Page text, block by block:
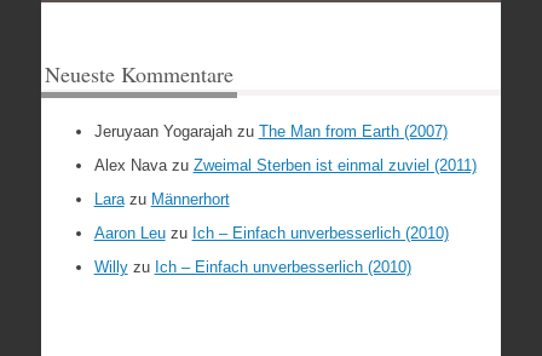
Neueste Kommentare
Jeruyaan Yogarajahzu The Man from Earth (2007)
Alex Navazu Zweimal Sterben ist einmal zuviel (2011)
Larazu Männerhort
Aaron Leuzu Ich – Einfach unverbesserlich (2010)
Willyzu Ich – Einfach unverbesserlich (2010)